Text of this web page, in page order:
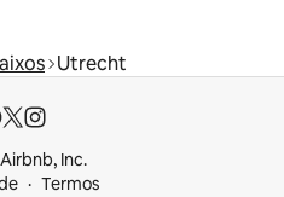
Utrecht
Inc.
Termos